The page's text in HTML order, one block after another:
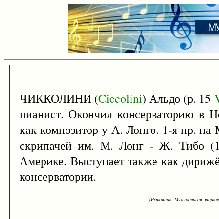
ЧИККОЛИНИ (Ciccolini) Альдо (р. 15
пианист. Окончил консерваторию в
как композитор у А. Лонго. 1-я пр.
скрипачей им. М. Лонг - Ж. Тибо
Америке. Выступает также как
консерватории.
(Источник: Музыкальная